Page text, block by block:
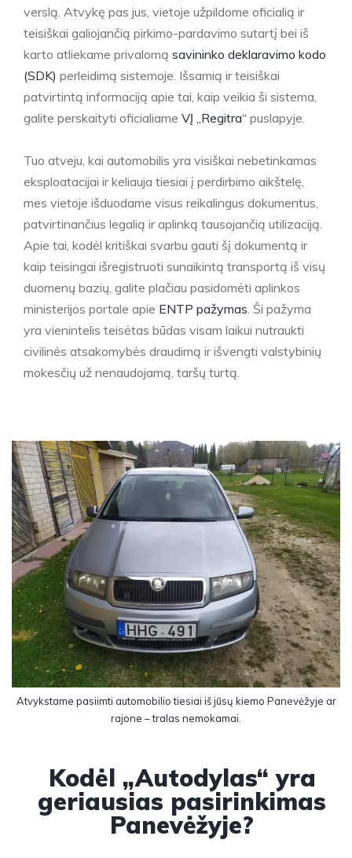
verslą. Atvykę pas jus, vietoje užpildome oficialią ir
teisiškai galiojančią pirkimo-pardavimo sutartį bei iš
karto atliekame privalomą savininko deklaravimo kodo
(SDK) perleidimą sistemoje. Išsamią ir teisiškai
patvirtintą informaciją apie tai, kaip veikia ši sistema,
galite perskaityti oficialiame VĮ „Regitra“ puslapyje.
Tuo atveju, kai automobilis yra visiškai nebetinkamas
eksploatacijai ir keliauja tiesiai į perdirbimo aikštelę,
mes vietoje išduodame visus reikalingus dokumentus,
patvirtinančius legalią ir aplinką tausojančią utilizaciją.
Apie tai, kodėl kritiškai svarbu gauti šį dokumentą ir
kaip teisingai išregistruoti sunaikintą transportą iš visų
duomenų bazių, galite plačiau pasidomėti aplinkos
ministerijos portale apie ENTP pažymas. Ši pažyma
yra vienintelis teisėtas būdas visam laikui nutraukti
civilinės atsakomybės draudimą ir išvengti valstybinių
mokesčių už nenaudojamą, taršų turtą.
Kodėl „Autodylas“ yra
geriausias pasirinkimas
Panevėžyje?
Atvykstame pasiimti automobilio tiesiai iš jūsų kiemo Panevėžyje ar
rajone – tralas nemokamai.